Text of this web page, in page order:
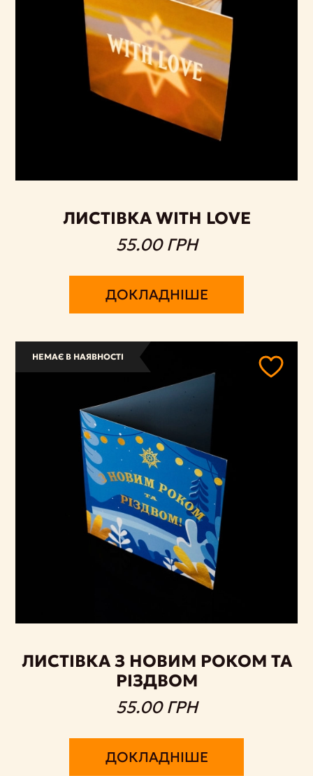
ЛИСТІВКА WITH LOVE
55.00 ГРН
ДОКЛАДНІШЕ
НЕМАЄ В НАЯВНОСТІ
ЛИСТІВКА З НОВИМ РОКОМ ТА
РІЗДВОМ
55.00 ГРН
ДОКЛАДНІШЕ